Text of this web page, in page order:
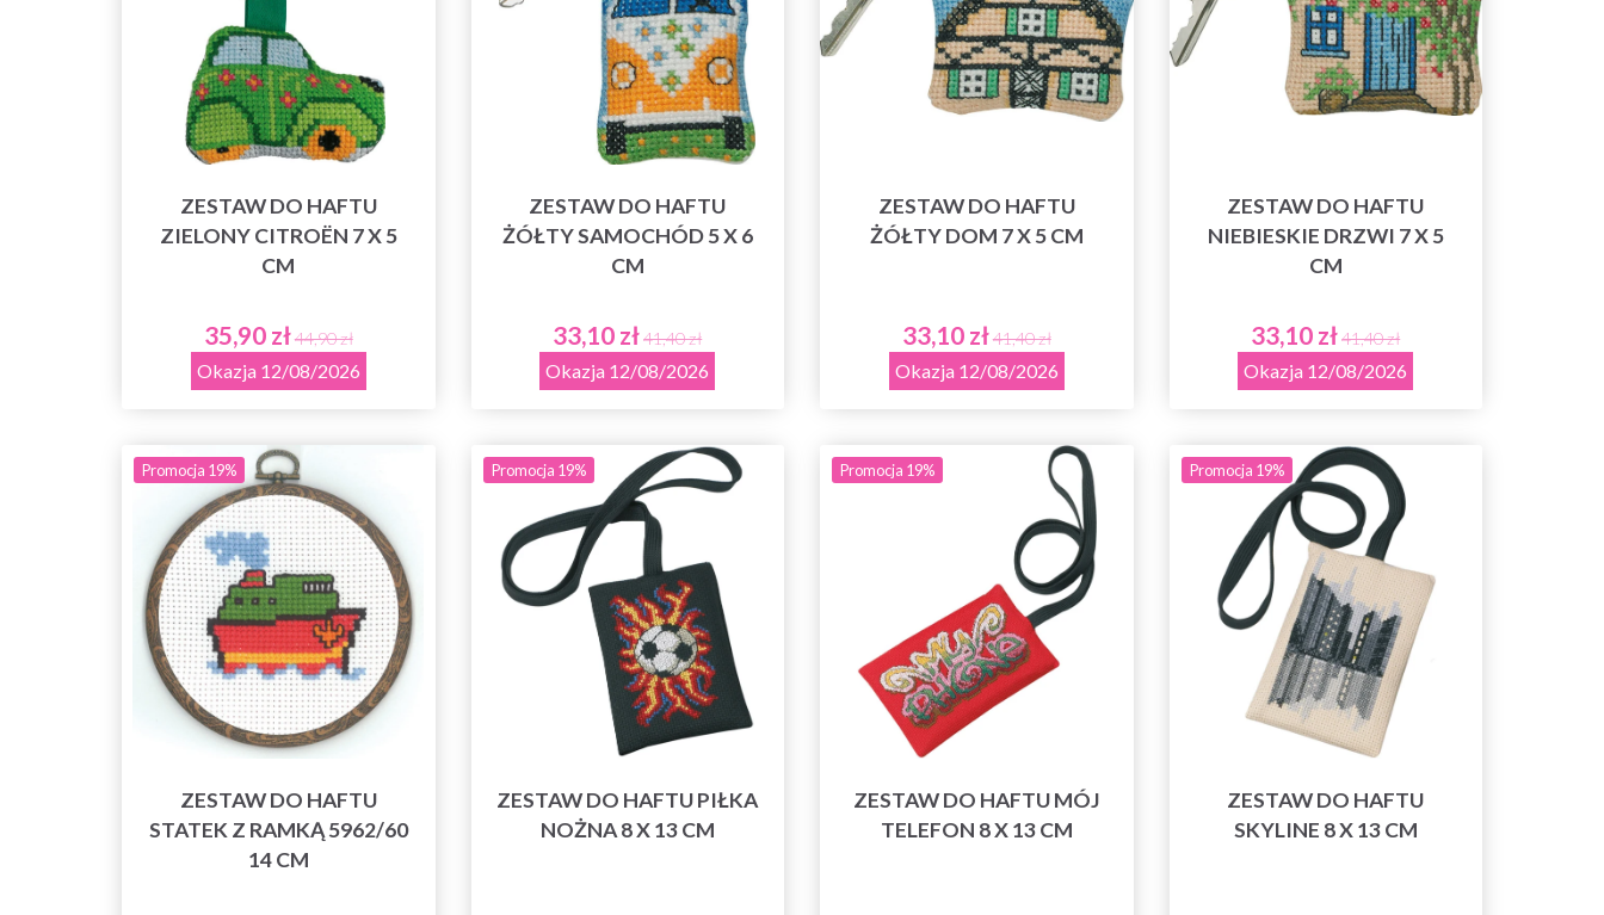
ZESTAW DO HAFTU
ZIELONY CITROËN 7 X 5
CM
35,90 zł44,90 zł
Okazja 12/08/2026
ZESTAW DO HAFTU
ŻÓŁTY SAMOCHÓD 5 X 6
CM
33,10 zł41,40 zł
Okazja 12/08/2026
ZESTAW DO HAFTU
ŻÓŁTY DOM 7 X 5 CM
33,10 zł41,40 zł
Okazja 12/08/2026
ZESTAW DO HAFTU
NIEBIESKIE DRZWI 7 X 5
CM
33,10 zł41,40 zł
Okazja 12/08/2026
Promocja 19%
ZESTAW DO HAFTU
STATEK Z RAMKĄ 5962/60
14 CM
Promocja 19%
ZESTAW DO HAFTU PIŁKA
NOŻNA 8 X 13 CM
Promocja 19%
ZESTAW DO HAFTU MÓJ
TELEFON 8 X 13 CM
Promocja 19%
ZESTAW DO HAFTU
SKYLINE 8 X 13 CM